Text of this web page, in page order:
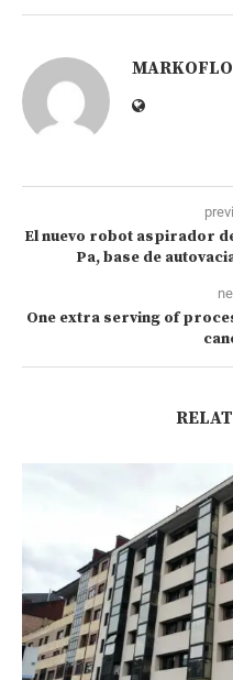
El nuevo robot aspirador
Pa, base de
One extra serving of